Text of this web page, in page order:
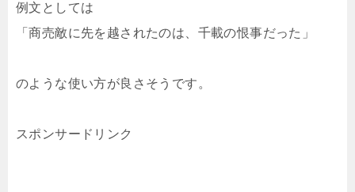
例文としては
「商売敵に先を越されたのは、千載の恨事だった」
のような使い方が良さそうです。
スポンサードリンク